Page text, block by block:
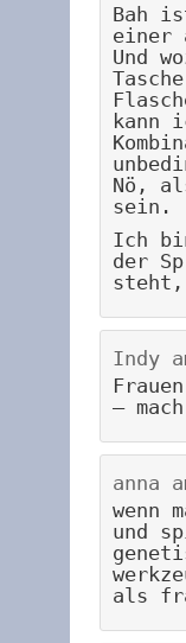
Bah
einer
Und
kann
Nö,
sein.
Ich
der
steht,
Indy
–
anna
wenn
und
als